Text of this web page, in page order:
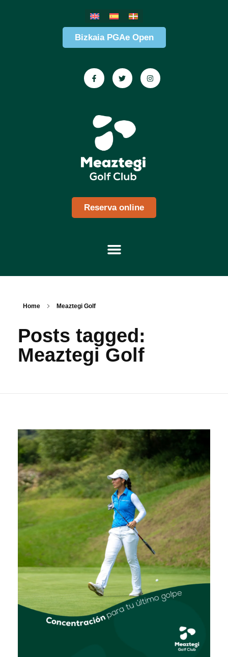
Bizkaia PGAe Open
Reserva online
Home Meaztegi Golf
Posts tagged:
Meaztegi Golf